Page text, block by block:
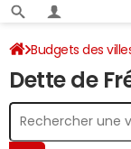
Budgets des
Dette au 31/12/2024
Dette de